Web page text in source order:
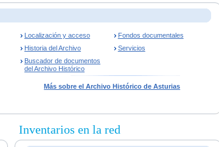
Localización y acceso
Fondos documentales
Historia del Archivo
Servicios
Buscador de documentos
del Archivo Histórico
Más sobre el Archivo Histórico de Asturias
Inventarios en la red